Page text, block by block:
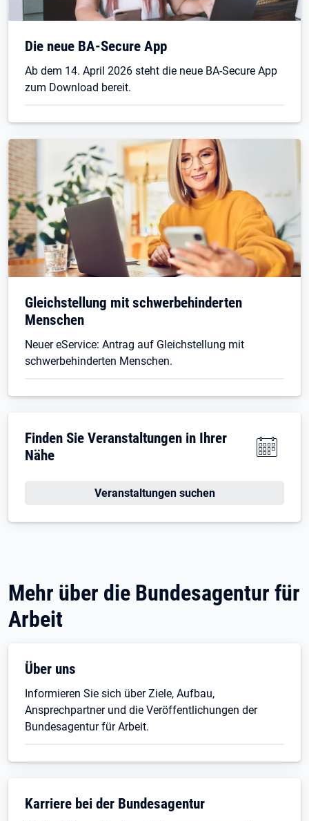
Die neue BA-Secure App
Ab dem 14. April 2026 steht die neue BA-Secure App
zum Download bereit.
Gleichstellung mit schwerbehinderten
Menschen
Neuer eService: Antrag auf Gleichstellung mit
schwerbehinderten Menschen.
Finden Sie Veranstaltungen in Ihrer
Nähe
Veranstaltungen suchen
Mehr über die Bundesagentur für
Arbeit
Über uns
Informieren Sie sich über Ziele, Aufbau,
Ansprechpartner und die Veröffentlichungen der
Bundesagentur für Arbeit.
Karriere bei der Bundesagentur